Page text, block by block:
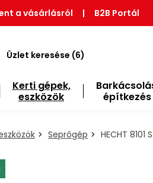
a vásárlásról | B2B Portál
Üzlet keresése (6)
Kerti gépek,
eszközök
építkezés
Seprőgép HECHT